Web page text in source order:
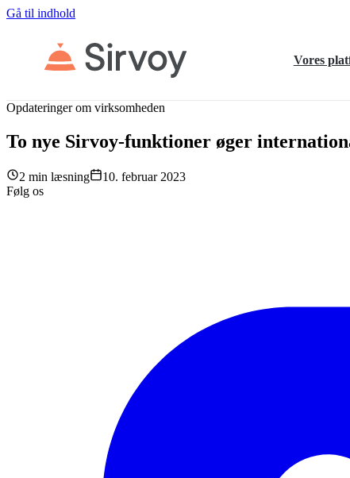
Gå til indhold
Vores
Opdateringer om virksomheden
To nye Sirvoy-funktioner øger
2 min læsning
10. februar 2023
Følg os